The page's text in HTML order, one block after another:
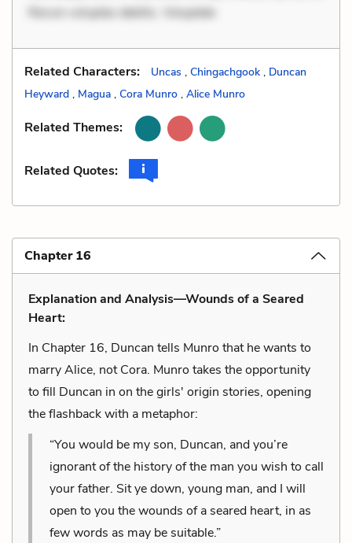
Rerum voluptas debitis. Voluptate
Related Characters: Uncas , Chingachgook , Duncan
Heyward , Magua , Cora Munro , Alice Munro
Related Themes:
Related Quotes:
Chapter 16
Explanation and Analysis—Wounds of a Seared
Heart:
In Chapter 16, Duncan tells Munro that he wants to
marry Alice, not Cora. Munro takes the opportunity
to fill Duncan in on the girls' origin stories, opening
the flashback with a metaphor:
“You would be my son, Duncan, and you’re
ignorant of the history of the man you wish to call
your father. Sit ye down, young man, and I will
open to you the wounds of a seared heart, in as
few words as may be suitable.”